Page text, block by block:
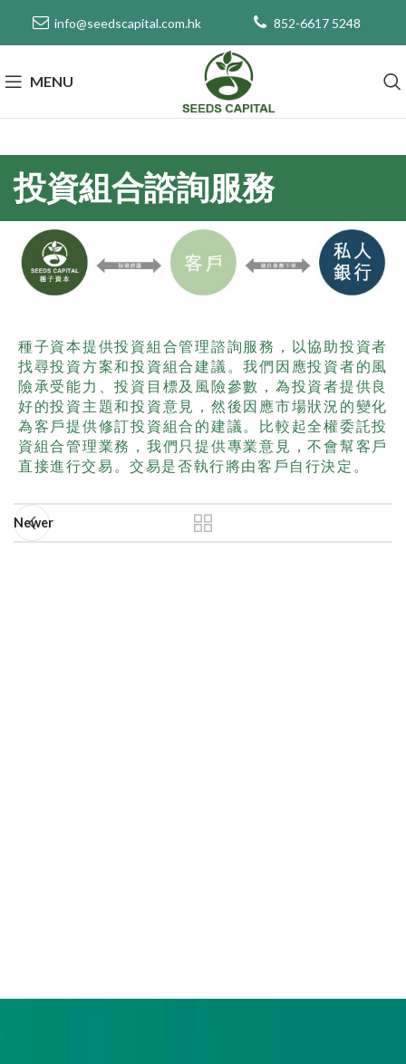
info@seedscapital.com.hk 852-6617 5248
MENU
投資組合諮詢服務
種子資本提供投資組合管理諮詢服務，以協助投資者
找尋投資方案和投資組合建議。我們因應投資者的風
險承受能力、投資目標及風險參數，為投資者提供良
好的投資主題和投資意見，然後因應市場狀況的變化
為客戶提供修訂投資組合的建議。比較起全權委託投
資組合管理業務，我們只提供專業意見，不會幫客戶
直接進行交易。交易是否執行將由客戶自行決定。
Newer